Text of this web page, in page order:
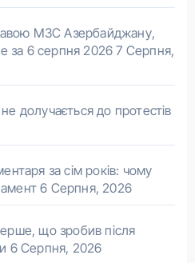
МЗС Азербайджану,
за 6 серпня 2026 7 Серпня,
долучається до протестів
за сім років: чому
6 Серпня, 2026
що зробив після
6 Серпня, 2026